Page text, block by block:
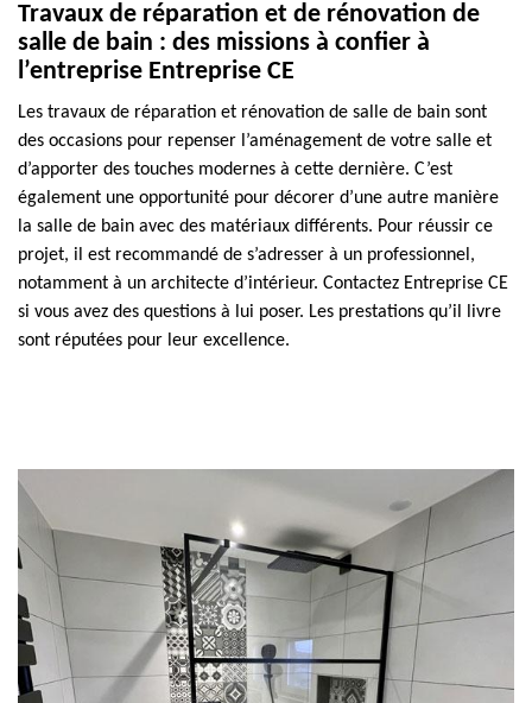
Travaux de réparation et de rénovation de
salle de bain : des missions à confier à
l’entreprise Entreprise CE
Les travaux de réparation et rénovation de salle de bain sont
des occasions pour repenser l’aménagement de votre salle et
d’apporter des touches modernes à cette dernière. C’est
également une opportunité pour décorer d’une autre manière
la salle de bain avec des matériaux différents. Pour réussir ce
projet, il est recommandé de s’adresser à un professionnel,
notamment à un architecte d’intérieur. Contactez Entreprise CE
si vous avez des questions à lui poser. Les prestations qu’il livre
sont réputées pour leur excellence.